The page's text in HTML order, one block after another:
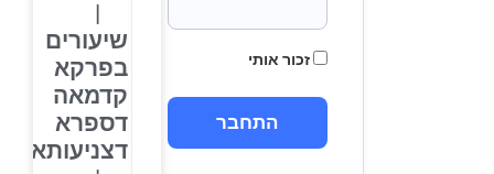
זכור אותי
שיעורים
בפרקא
קדמאה
דספרא
דצניעותא